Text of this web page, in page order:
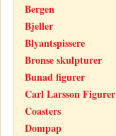
Bergen
Bjeller
Blyantspissere
Bronse skulpturer
Bunad figurer
Carl Larsson Figurer
Coasters
Dompap